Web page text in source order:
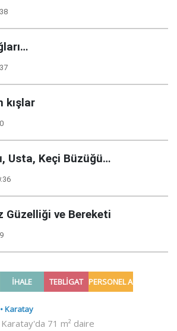
kışlar
Usta, Keçi Büzüğü…
Güzelliği ve Bereketi